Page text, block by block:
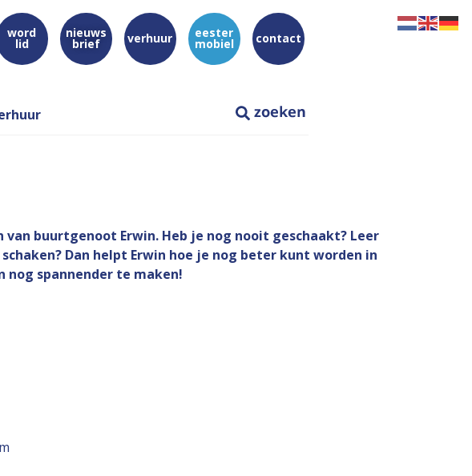
word
lid
nieuws
brief verhuur eester
mobiel contact
van buurtgenoot Erwin. Heb je nog nooit geschaakt? Leer
Dan helpt Erwin hoe je nog beter kunt worden in
nog spannender te maken!